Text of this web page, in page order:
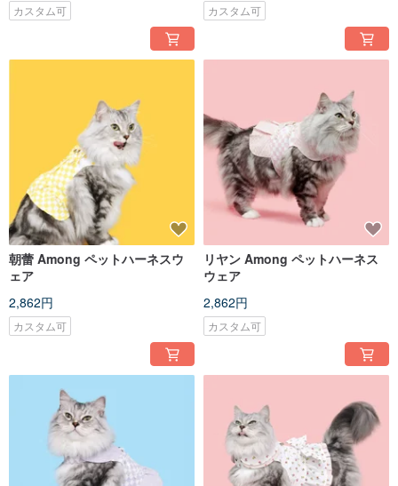
カスタム可 カスタム可
朝蕾 Among ペットハーネスウ
ェア
2,862円
カスタム可
リヤン Among ペットハーネス
ウェア
2,862円
カスタム可